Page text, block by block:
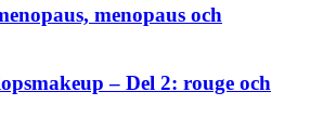
menopaus och
– Del 2: rouge och